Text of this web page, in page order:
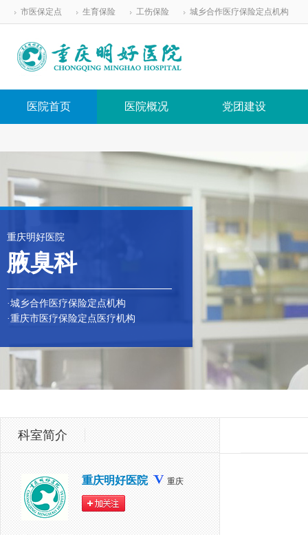
市医保定点 生育保险 工伤保险 城乡合作医疗保险定点机构
医院首页 医院概况 党团建设
重庆明好医院
腋臭科
·城乡合作医疗保险定点机构
·重庆市医疗保险定点医疗机构
科室简介
重庆明好医院 重庆